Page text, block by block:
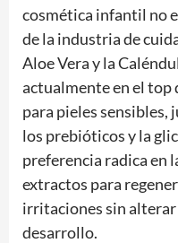
cosmética infantil no
de la industria de
Aloe Vera y la
actualmente en el top
para pieles sensibles,
los prebióticos y la
preferencia radica en
extractos para
irritaciones sin alterar
desarrollo.